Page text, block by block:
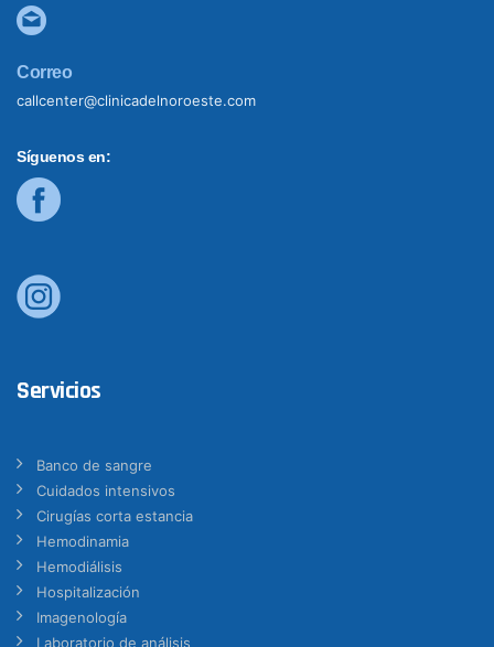
Correo
callcenter@clinicadelnoroeste.com
Síguenos en:
Servicios
Banco de sangre
Cuidados intensivos
Cirugías corta estancia
Hemodinamia
Hemodiálisis
Hospitalización
Imagenología
Laboratorio de análisis